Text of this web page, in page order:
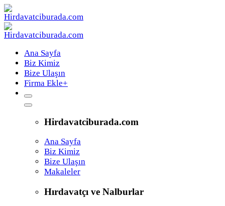
Ana Sayfa
Biz Kimiz
Bize Ulaşın
Firma Ekle+
Hirdavatciburada.com
Ana Sayfa
Biz Kimiz
Bize Ulaşın
Makaleler
Hırdavatçı ve Nalburlar